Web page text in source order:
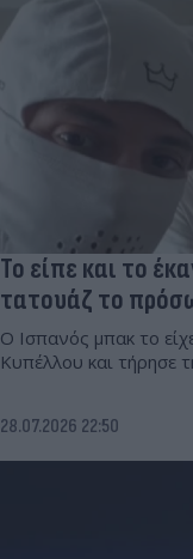
Το είπε και το
τατουάζ το
Ο Ισπανός μπακ το
Κυπέλλου και τήρησε
28.07.2026 22:50